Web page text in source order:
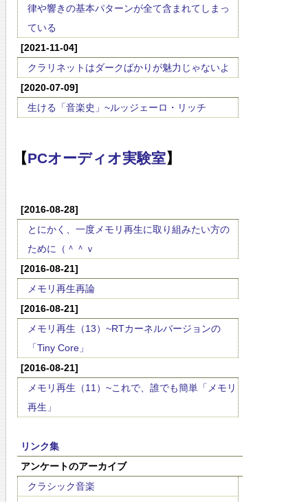
律や響きの基本パターンが全て含まれてしまっ
ている
[2021-11-04]
クラリネットはダークばかりが魅力じゃないよ
[2020-07-09]
生ける「音楽史」~ルッジェーロ・リッチ
【PCオーディオ実験室】
[2016-08-28]
とにかく、一度メモリ再生に取り組みたい方の
ために（＾＾ｖ
[2016-08-21]
メモリ再生再論
[2016-08-21]
メモリ再生（13）~RTカーネルバージョンの
「Tiny Core」
[2016-08-21]
メモリ再生（11）~これで、誰でも簡単「メモリ
再生」
リンク集
アンケートのアーカイブ
クラシック音楽